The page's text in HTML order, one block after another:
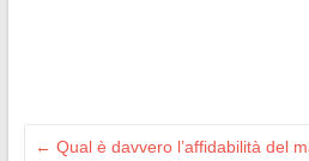
← Qual è davvero l’affidabilità del